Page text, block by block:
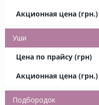
Уши
Подбородок